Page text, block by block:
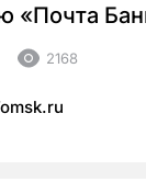
«Почта
2168